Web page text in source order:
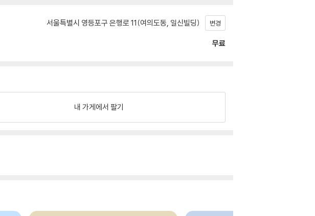
서울특별시 영등포구 은행로 11(여의도동, 일신빌딩) 변경
무료
내 가게에서 팔기